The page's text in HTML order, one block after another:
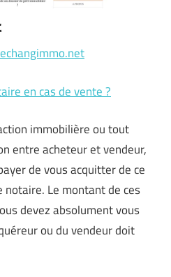
en cas de vente ?
immobilière ou tout
entre acheteur et vendeur,
de vous acquitter de ce
notaire. Le montant de ces
devez absolument vous
ou du vendeur doit